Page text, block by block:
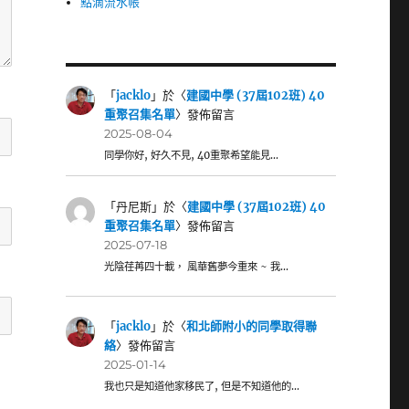
「jacklo」於〈建國中學 (37屆102班) 40
重聚召集名單〉發佈留言
2025-08-04
同學你好, 好久不見, 40重聚希望能見…
「丹尼斯」於〈建國中學 (37屆102班) 40
重聚召集名單〉發佈留言
2025-07-18
光陰荏苒四十載， 風華舊夢今重來 ~ 我…
「jacklo」於〈和北師附小的同學取得聯
絡〉發佈留言
2025-01-14
我也只是知道他家移民了, 但是不知道他的…